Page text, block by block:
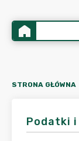
STRONA GŁÓWNA
Podatki i